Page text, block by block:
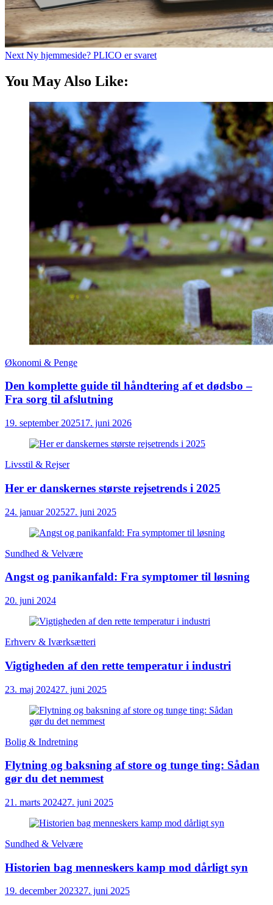
Next Ny hjemmeside? PLICO er svaret
You May Also Like:
Økonomi & Penge
Den komplette guide til håndtering af et dødsbo –
Fra sorg til afslutning
19. september 202517. juni 2026
Livsstil & Rejser
Her er danskernes største rejsetrends i 2025
24. januar 202527. juni 2025
Sundhed & Velvære
Angst og panikanfald: Fra symptomer til løsning
20. juni 2024
Erhverv & Iværksætteri
Vigtigheden af den rette temperatur i industri
23. maj 202427. juni 2025
Bolig & Indretning
Flytning og baksning af store og tunge ting: Sådan
gør du det nemmest
21. marts 202427. juni 2025
Sundhed & Velvære
Historien bag menneskers kamp mod dårligt syn
19. december 202327. juni 2025